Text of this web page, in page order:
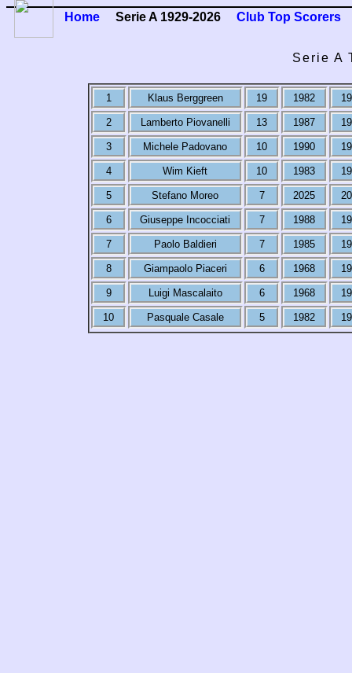
Home Serie A 1929-2026 Club Top Scorers
Serie A
1 Klaus Berggreen 19 1982
2 Lamberto Piovanelli 13 1987
3 Michele Padovano 10 1990
4 Wim Kieft 10 1983
5 Stefano Moreo 7 2025
6 Giuseppe Incocciati 7 1988
7 Paolo Baldieri 7 1985
8 Giampaolo Piaceri 6 1968
9 Luigi Mascalaito 6 1968
10 Pasquale Casale 5 1982